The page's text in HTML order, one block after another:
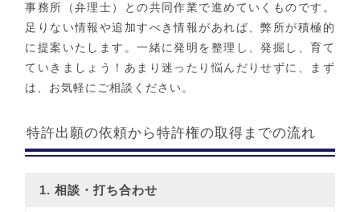
事務所（弁理士）との共同作業で進めていくものです。
足りない情報や追加すべき情報があれば、弊所が積極的
に提案いたします。一緒に発明を整理し、発掘し、育て
ていきましょう！あまり迷ったり悩んだりせずに、まず
は、お気軽にご相談ください。
特許出願の依頼から特許権の取得までの流れ
1. 相談・打ち合わせ